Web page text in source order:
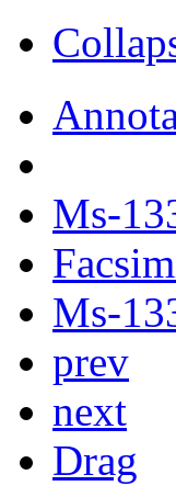
Ms-
Ms-
prev
next
Drag